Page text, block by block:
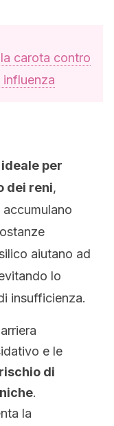
carota contro
ideale per
dei reni,
aiutano ad
lo
insufficienza.
e le
di
.
la